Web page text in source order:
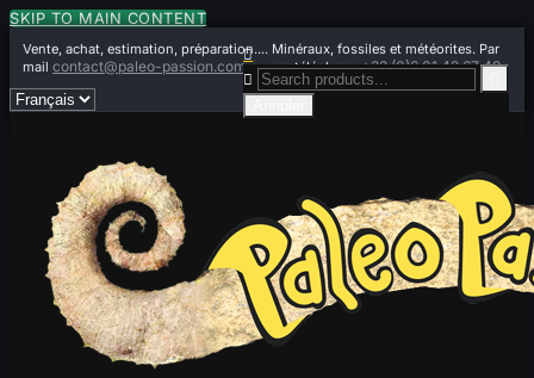
SKIP TO MAIN CONTENT
Vente, achat, estimation, préparation.... Minéraux, fossiles et météorites. Par
mailcontact@paleo-passion.comou par téléphone+33 (0)6 01 42 67 49

